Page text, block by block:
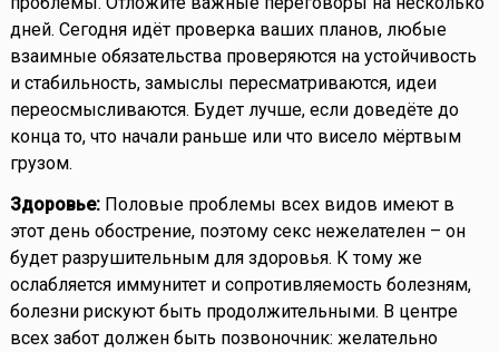
дней. Сегодня идёт проверка ваших планов, любые
взаимные обязательства проверяются на устойчивость
и стабильность, замыслы пересматриваются, идеи
переосмысливаются. Будет лучше, если доведёте до
конца то, что начали раньше или что висело мёртвым
грузом.
Здоровье:Половые проблемы всех видов имеют в
этот день обострение, поэтому секс нежелателен – он
будет разрушительным для здоровья. К тому же
ослабляется иммунитет и сопротивляемость болезням,
болезни рискуют быть продолжительными. В центре
всех забот должен быть позвоночник: желательно